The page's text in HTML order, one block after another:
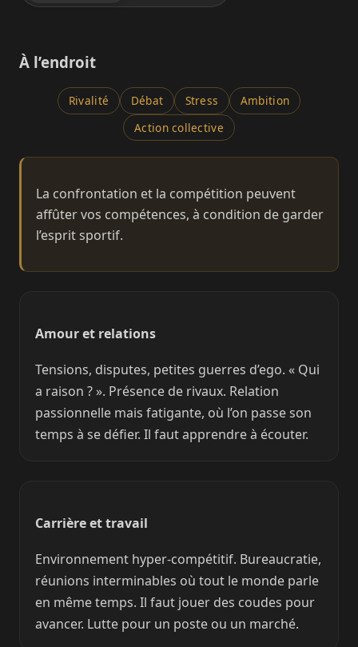
À l’endroit
Rivalité Débat Stress
Ambition
Action collective
La confrontation et la compétition peuvent
affûter vos compétences, à condition de garder
l’esprit sportif.
Amour et relations
Tensions, disputes, petites guerres d’ego. « Qui
a raison ? ». Présence de rivaux. Relation
passionnelle mais fatigante, où l’on passe son
temps à se défier. Il faut apprendre à écouter.
Carrière et travail
Environnement hyper-compétitif. Bureaucratie,
réunions interminables où tout le monde parle
en même temps. Il faut jouer des coudes pour
avancer. Lutte pour un poste ou un marché.